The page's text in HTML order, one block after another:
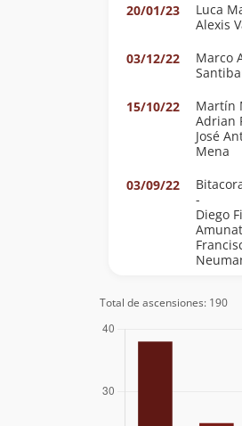
20/01/23
Luca
Alexis
03/12/22
Marco
15/10/22
Martín
Adrian
José
Mena
03/09/22
-
Diego
Total de ascensiones: 190